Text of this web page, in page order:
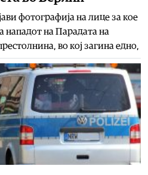
фотографија на лице за кое
нападот на Парадата на
во кој загина едно,